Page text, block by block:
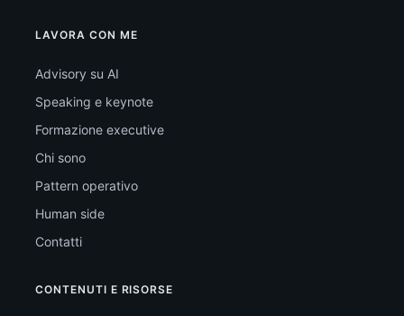
LAVORA CON ME
Advisory su AI
Speaking e keynote
Formazione executive
Chi sono
Pattern operativo
Human side
Contatti
CONTENUTI E RISORSE